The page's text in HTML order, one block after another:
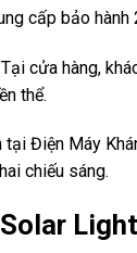
cấp bảo hành
cửa hàng,
thể.
Điện Máy
chiếu sáng.